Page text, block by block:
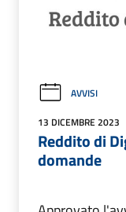
AVVISI
13 DICEMBRE 2023
Reddito di
domande